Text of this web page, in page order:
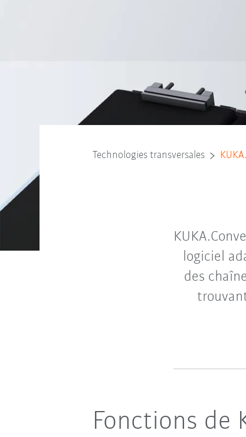
Technologies transversales
logiciel
des
Fonctions de